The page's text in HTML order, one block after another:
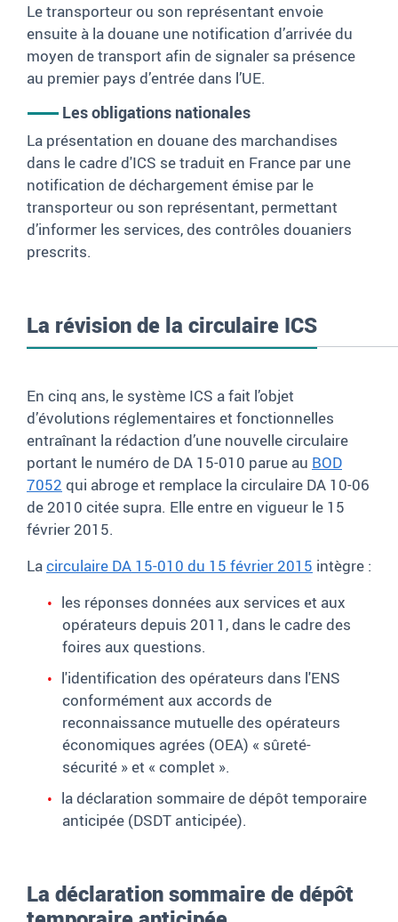
Le transporteur ou son représentant envoie
ensuite à la douane une notification d’arrivée du
moyen de transport afin de signaler sa présence
au premier pays d’entrée dans l’UE.
Les obligations nationales
La présentation en douane des marchandises
dans le cadre d'ICS se traduit en France par une
notification de déchargement émise par le
transporteur ou son représentant, permettant
d’informer les services, des contrôles douaniers
prescrits.
La révision de la circulaire ICS
En cinq ans, le système ICS a fait l’objet
d’évolutions réglementaires et fonctionnelles
entraînant la rédaction d’une nouvelle circulaire
portant le numéro de DA 15-010 parue au BOD
7052 qui abroge et remplace la circulaire DA 10-06
de 2010 citée supra. Elle entre en vigueur le 15
février 2015.
Lacirculaire DA 15-010 du 15 février 2015 intègre :
les réponses données aux services et aux
opérateurs depuis 2011, dans le cadre des
foires aux questions.
l'identification des opérateurs dans l'ENS
conformément aux accords de
reconnaissance mutuelle des opérateurs
économiques agrées (OEA) « sûreté-
sécurité » et « complet ».
la déclaration sommaire de dépôt temporaire
anticipée (DSDT anticipée).
La déclaration sommaire de dépôt